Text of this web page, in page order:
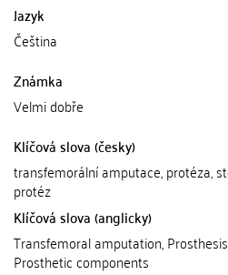
Jazyk
Čeština
Známka
Velmi dobře
Klíčová slova (česky)
transfemorální amputace, protéza,
protéz
Klíčová slova (anglicky)
Transfemoral amputation,
Prosthetic components